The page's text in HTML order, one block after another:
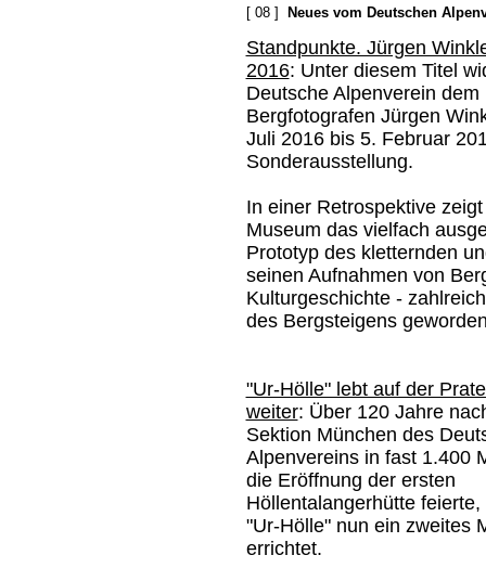
[ 08 ] Neues vom Deutschen
Standpunkte. Jürgen
2016: Unter diesem Titel
Deutsche Alpenverein dem
Bergfotografen Jürgen
Juli 2016 bis 5. Februar
Sonderausstellung.
In einer Retrospektive
Museum das vielfach
Prototyp des kletternden
seinen Aufnahmen von
Kulturgeschichte -
des Bergsteigens
"Ur-Hölle" lebt auf der
weiter: Über 120 Jahre
Sektion München des
Alpenvereins in fast 1.400
die Eröffnung der ersten
Höllentalangerhütte feierte,
"Ur-Hölle" nun ein zweites
errichtet.